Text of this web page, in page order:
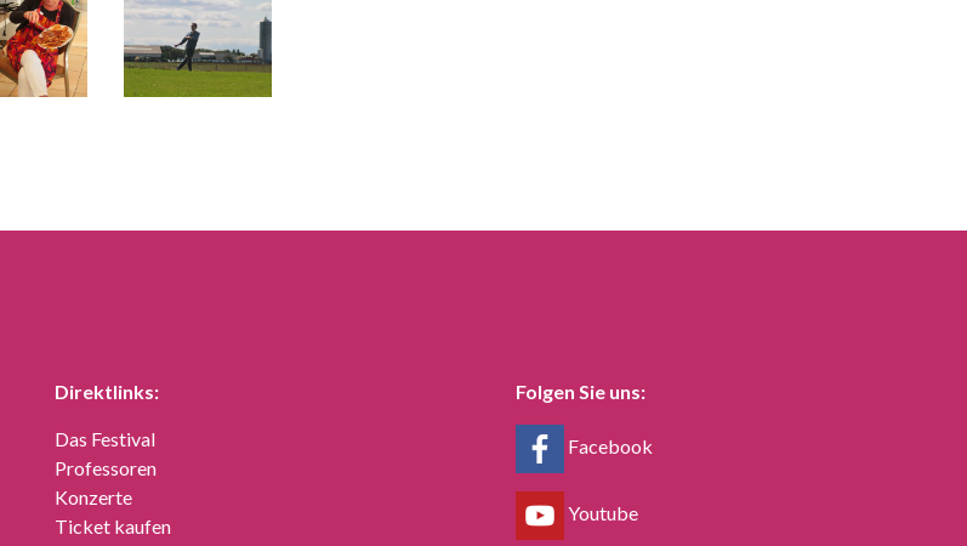
Direktlinks:
Das Festival
Professoren
Konzerte
Ticket kaufen
Folgen Sie uns:
Facebook
Youtube